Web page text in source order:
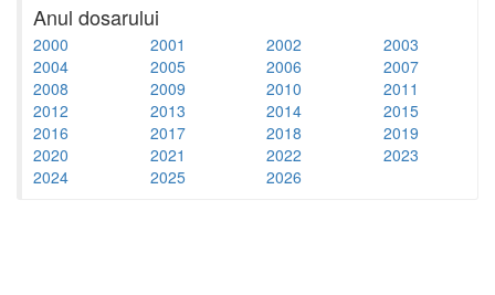
Anul dosarului
2000 2001 2002
2003
2004
2005 2006
2007
2008
2009 2010
2011
2012
2013 2014
2015
2016
2017 2018
2019
2020
2021 2022
2023
2024
2025 2026